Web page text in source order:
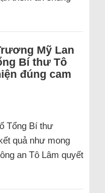
Mỹ Lan
Bí thư Tô
đúng cam
Tổng Bí thư
quả như mong
an Tô Lâm quyết